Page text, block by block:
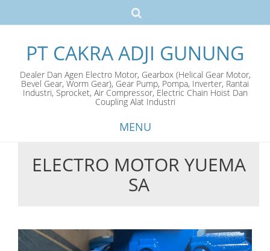
PT CAKRA ADJI GUNUNG
Dealer Dan Agen Electro Motor, Gearbox (Helical Gear Motor,
Bevel Gear, Worm Gear), Gear Pump, Pompa, Inverter, Rantai
Industri, Sprocket, Air Compressor, Electric Chain Hoist Dan
Coupling Alat Industri
MENU
Skip
ELECTRO MOTOR YUEMA
SA